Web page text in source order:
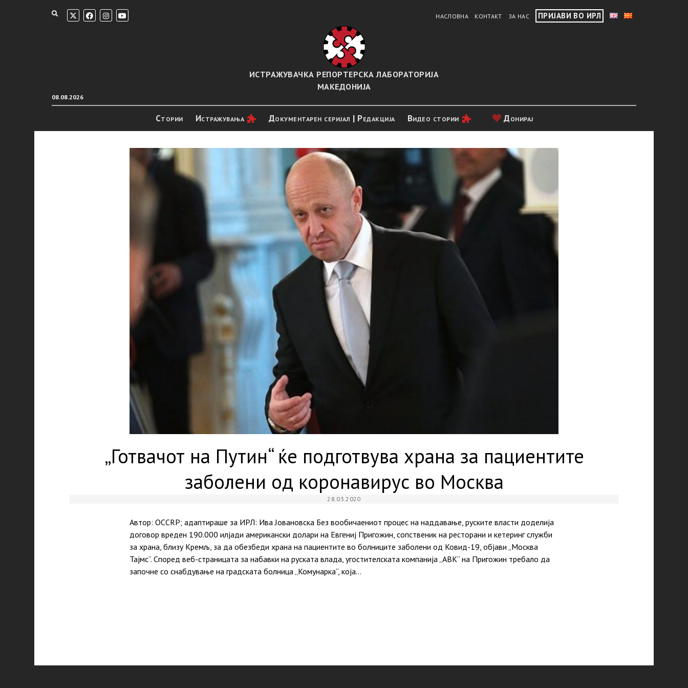
НАСЛОВНА КОНТАКТ ЗА НАС ПРИЈАВИ ВО ИРЛ
08.08.2026
ИСТРАЖУВАЧКА РЕПОРТЕРСКА ЛАБОРАТОРИЈА
МАКЕДОНИЈА
Стории Истражувањa Документарен серијал | Редакција Видео стории Донирај
„Готвачот на Путин“ ќе подготвува храна за пациентите
заболени од коронавирус во Москва
28.03.2020
Автор: OCCRP; адаптираше за ИРЛ: Ива Јовановска Без вообичаениот процес на наддавање, руските власти доделија
договор вреден 190.000 илјади американски долари на Евгениј Пригожин, сопственик на ресторани и кетеринг служби
за храна, близу Кремљ, за да обезбеди храна на пациентите во болниците заболени од Ковид-19, објави „Москва
Тајмс“. Според веб-страницата за набавки на руската влада, угостителската компанија „АВК“ на Пригожин требало да
започне со снабдување на градската болница „Комунарка“, која…